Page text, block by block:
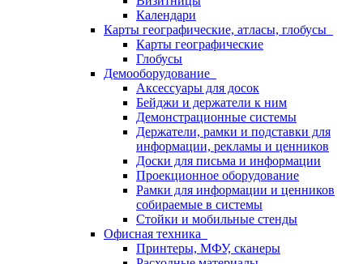
Календари
Карты географические, атласы, глобусы
Карты географические
Глобусы
Демооборудование
Аксессуары для досок
Бейджи и держатели к ним
Демонстрационные системы
Держатели, рамки и подставки для
информации, рекламы и ценников
Доски для письма и информации
Проекционное оборудование
Рамки для информации и ценников
собираемые в системы
Стойки и мобильные стенды
Офисная техника
Принтеры, МФУ, сканеры